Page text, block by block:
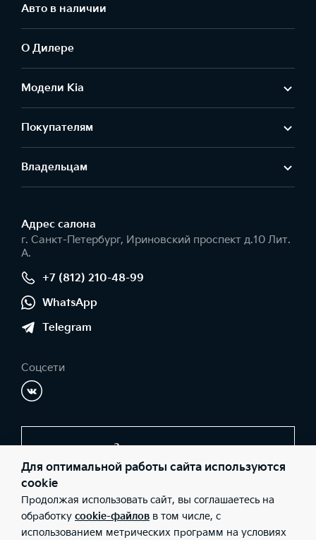
Авто в наличии
О Дилере
Модели Kia
Покупателям
Владельцам
Адрес салонa
г. Санкт-Петербург, Ириновский проспект д.10 Лит.
А.
+7 (812) 210-48-99
WhatsApp
Telegram
Соцсети
Заказать звонок
© 2026 Юридические лица ООО "СОКРАТ СПБ" (Фактический
адрес: г. Санкт-Петербург, Ириновский проспект д.10 Лит. А.;
Телефон: +7 (812) 210-48-99; ИНН: 3662259794; ОГРН:
1183668006873), ООО «Киа Россия и СНГ» (Фактический адрес:
Для оптимальной работы сайта используются
cookie
Продолжая использовать сайт, вы соглашаетесь на
обработку cookie-файлов в том числе, с
использованием метрических программ на условиях